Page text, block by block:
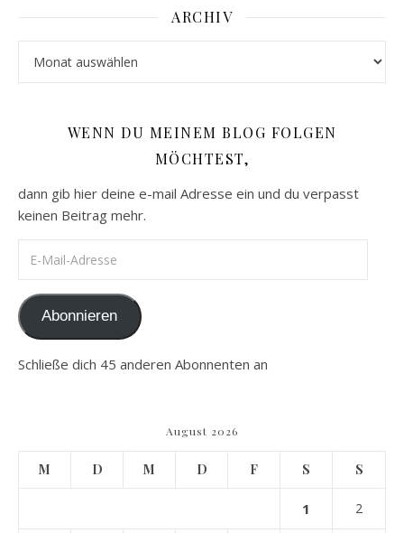
ARCHIV
WENN DU MEINEM BLOG FOLGEN
MÖCHTEST,
dann gib hier deine e-mail Adresse ein und du verpasst
keinen Beitrag mehr.
Abonnieren
Schließe dich 45 anderen Abonnenten an
August 2026
M D M D F S S
1 2